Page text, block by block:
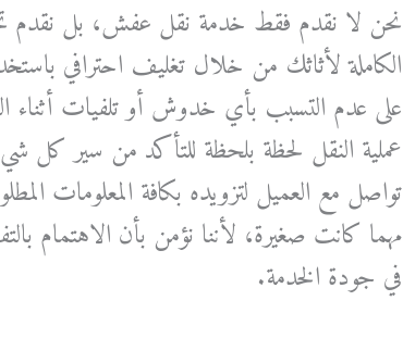
نحن لا نقدم فقط خدمة نقل عفش، بل نقدم
الكاملة لأثاثك من خلال تغليف احترافي
على عدم التسبب بأي خدوش أو تلفيات أثناء
عملية النقل لحظة بلحظة للتأكد من سير كل
تواصل مع العميل لتزويده بكافة المعلومات
مهما كانت صغيرة، لأننا نؤمن بأن الاهتمام
في جودة الخدمة.